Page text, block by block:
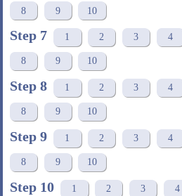
8 9 10
Step 7 1 2 3 4
8 9 10
Step 8 1 2 3 4
8 9 10
Step 9 1 2 3 4
8 9 10
Step 10 1 2 3 4